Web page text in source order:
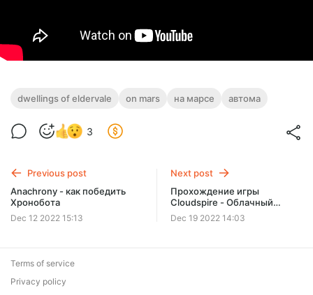
dwellings of eldervale on mars на марсе автома
3
Previous post
Anachrony - как победить
Хронобота
Dec 12 2022 15:13
Next post
Прохождение игры
Cloudspire - Облачный
шпиль и другие материалы
Dec 19 2022 14:03
Terms of service
Privacy policy